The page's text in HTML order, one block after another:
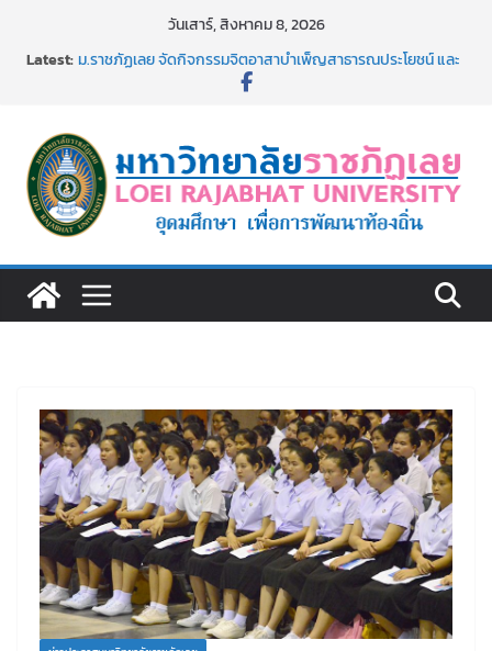
วันเสาร์, สิงหาคม 8, 2026
Latest:ม.ราชภัฏเลย จัดกิจกรรมจิตอาสาบำเพ็ญสาธารณประโยชน์ และ
เงินรายได้
ม.ราชภัฏเลย จัดมหกรรมวิชาการ เปิดบ้าน LRU ครั้งที่ 4 เปิดให้
นักเรียนมัธยมปลายค้นหาสาขาวิชาในฝัน สู่อนาคตที่ใช่
อธิการบดี มรภ.เลย ร่วมประชุมชี้แจงกับคณะอนุกรรมาธิการ
ประจำปีงบประมาณ พ.ศ. 2570
๑,๙๗๒ ชุด โดยวิธีเฉพาะเจาะจง